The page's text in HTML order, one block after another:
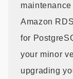
Amazon
for
your minor
upgrading